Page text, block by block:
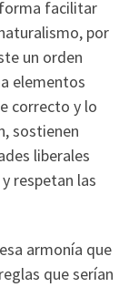
facilitar
por
un orden
elementos
correcto y lo
sostienen
liberales
respetan las
armonía que
que serían